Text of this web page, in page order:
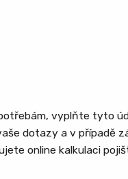
zdi a opěrné konstrukce
pergoly a altány
panely
sítí – voda,
vybavení –
vyplňte tyto
dotazy a v případě
online kalkulaci